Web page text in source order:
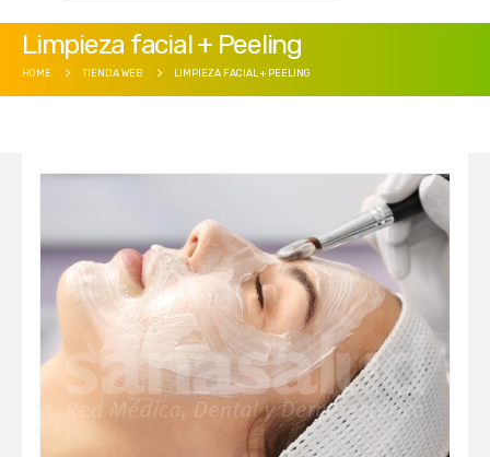
Limpieza facial + Peeling
HOME TIENDA WEB LIMPIEZA FACIAL + PEELING